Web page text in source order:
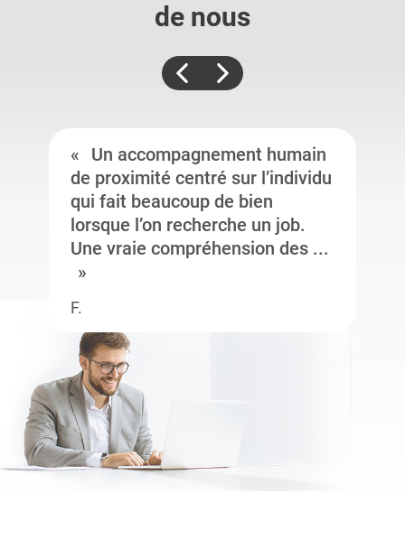
de nous
Un accompagnement humain
de proximité centré sur l’individu
qui fait beaucoup de bien
lorsque l’on recherche un job.
Une vraie compréhension des ...
F.